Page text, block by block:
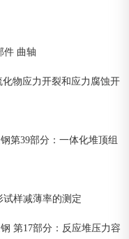
件 曲轴
化物应力开裂和应力腐蚀开
第39部分：一体化堆顶组
试样减薄率的测定
第17部分：反应堆压力容